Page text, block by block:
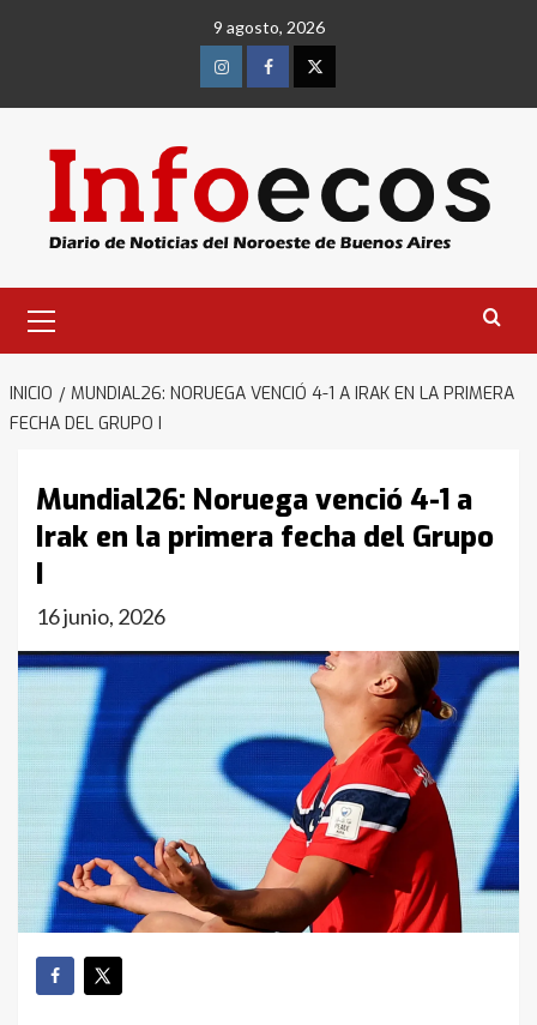
9 agosto, 2026
InstagramFacebookTwitter
primario
INICIO
MUNDIAL26: NORUEGA VENCIÓ 4-1 A IRAK EN LA PRIMERA
FECHA DEL GRUPO I
Mundial26: Noruega venció 4-1 a
Irak en la primera fecha del Grupo
I
16 junio, 2026